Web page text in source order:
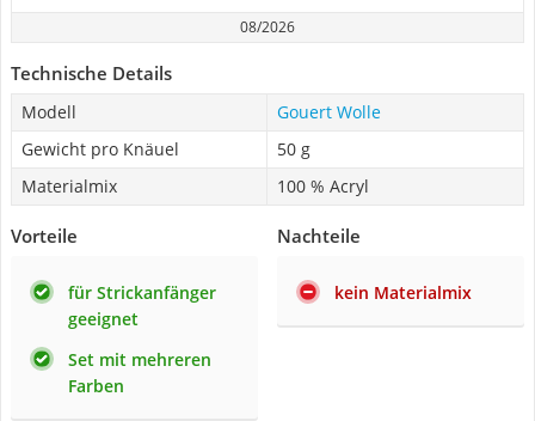
08/2026
Technische Details
Modell
Gouert Wolle
Gewicht pro Knäuel
50 g
Materialmix
100 % Acryl
Vorteile
für Strickanfänger
geeignet
Set mit mehreren
Farben
Nachteile
kein Materialmix